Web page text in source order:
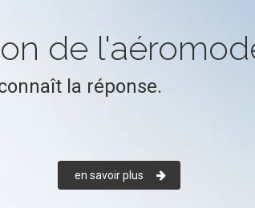
de
la réponse.
en savoir plus